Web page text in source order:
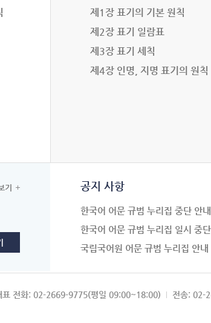
제1장 표기의 기본 원칙
제2장 표기 일람표
제3장 표기 세칙
제4장 인명, 지명 표기의 원칙
기 공지 사항
한국어 어문 규범 누리집 중단 안내
한국어 어문 규범 누리집 일시 중
국립국어원 어문 규범 누리집 안내
표 전화: 02-2669-9775(평일 09:00~18:00) 전송: 02-